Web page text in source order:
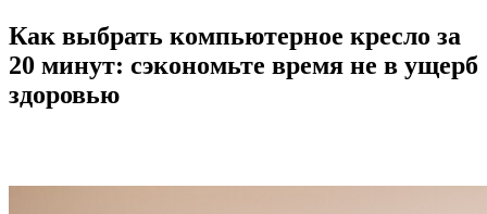
Как выбрать компьютерное кресло за
20 минут: сэкономьте время не в ущерб
здоровью